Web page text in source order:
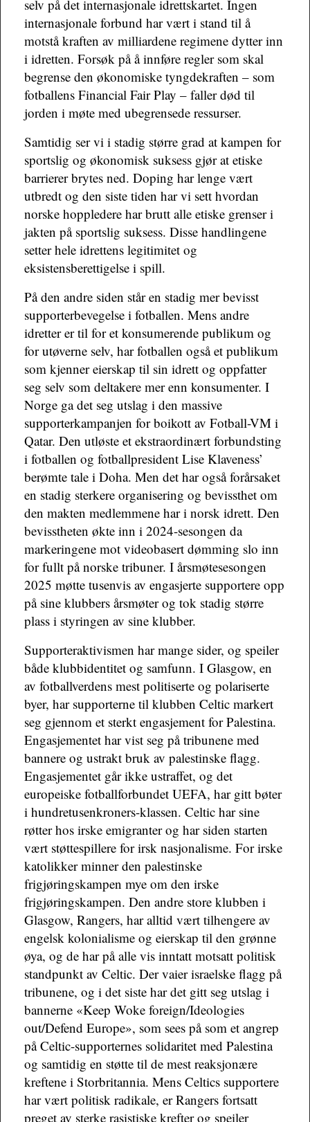
selv på det internasjonale idrettskartet. Ingen
internasjonale forbund har vært i stand til å
motstå kraften av milliardene regimene dytter inn
i idretten. Forsøk på å innføre regler som skal
begrense den økonomiske tyngdekraften – som
fotballens Financial Fair Play – faller død til
jorden i møte med ubegrensede ressurser.
Samtidig ser vi i stadig større grad at kampen for
sportslig og økonomisk suksess gjør at etiske
barrierer brytes ned. Doping har lenge vært
utbredt og den siste tiden har vi sett hvordan
norske hoppledere har brutt alle etiske grenser i
jakten på sportslig suksess. Disse handlingene
setter hele idrettens legitimitet og
eksistensberettigelse i spill.
På den andre siden står en stadig mer bevisst
supporterbevegelse i fotballen. Mens andre
idretter er til for et konsumerende publikum og
for utøverne selv, har fotballen også et publikum
som kjenner eierskap til sin idrett og oppfatter
seg selv som deltakere mer enn konsumenter. I
Norge ga det seg utslag i den massive
supporterkampanjen for boikott av Fotball-VM i
Qatar. Den utløste et ekstraordinært forbundsting
i fotballen og fotballpresident Lise Klaveness’
berømte tale i Doha. Men det har også forårsaket
en stadig sterkere organisering og bevissthet om
den makten medlemmene har i norsk idrett. Den
bevisstheten økte inn i 2024-sesongen da
markeringene mot videobasert dømming slo inn
for fullt på norske tribuner. I årsmøtesesongen
2025 møtte tusenvis av engasjerte supportere opp
på sine klubbers årsmøter og tok stadig større
plass i styringen av sine klubber.
Supporteraktivismen har mange sider, og speiler
både klubbidentitet og samfunn. I Glasgow, en
av fotballverdens mest politiserte og polariserte
byer, har supporterne til klubben Celtic markert
seg gjennom et sterkt engasjement for Palestina.
Engasjementet har vist seg på tribunene med
bannere og ustrakt bruk av palestinske flagg.
Engasjementet går ikke ustraffet, og det
europeiske fotballforbundet UEFA, har gitt bøter
i hundretusenkroners-klassen. Celtic har sine
røtter hos irske emigranter og har siden starten
vært støttespillere for irsk nasjonalisme. For irske
katolikker minner den palestinske
frigjøringskampen mye om den irske
frigjøringskampen. Den andre store klubben i
Glasgow, Rangers, har alltid vært tilhengere av
engelsk kolonialisme og eierskap til den grønne
øya, og de har på alle vis inntatt motsatt politisk
standpunkt av Celtic. Der vaier israelske flagg på
tribunene, og i det siste har det gitt seg utslag i
bannerne «Keep Woke foreign/Ideologies
out/Defend Europe», som sees på som et angrep
på Celtic-supporternes solidaritet med Palestina
og samtidig en støtte til de mest reaksjonære
kreftene i Storbritannia. Mens Celtics supportere
har vært politisk radikale, er Rangers fortsatt
preget av sterke rasistiske krefter og speiler